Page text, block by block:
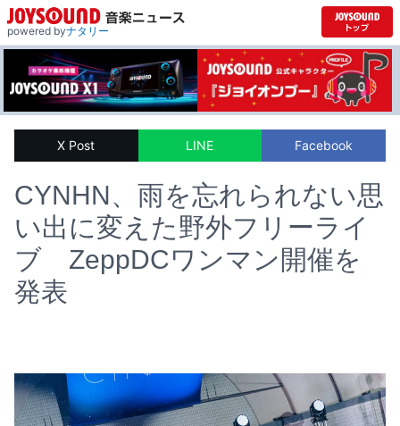
powered byナタリー
X Post LINE Facebook
CYNHN、雨を忘れられない思
い出に変えた野外フリーライ
ブ ZeppDCワンマン開催を
発表